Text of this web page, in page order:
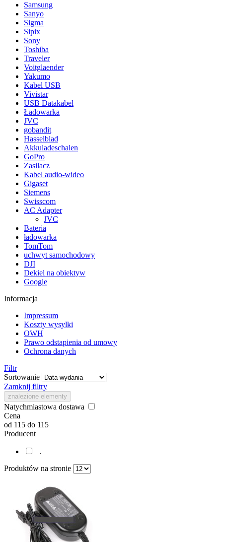
Samsung
Sanyo
Sigma
Sipix
Sony
Toshiba
Traveler
Voitglaender
Yakumo
Kabel USB
Vivistar
USB Datakabel
Ładowarka
JVC
gobandit
Hasselblad
Akkuladeschalen
GoPro
Zasilacz
Kabel audio-wideo
Gigaset
Siemens
Swisscom
AC Adapter
JVC
Bateria
ładowarka
TomTom
uchwyt samochodowy
DJI
Dekiel na obiektyw
Google
Informacja
Impressum
Koszty wysylki
OWH
Prawo odstapienia od umowy
Ochrona danych
Filtr
Sortowanie
Zamknij filtry
znalezione elementy
Natychmiastowa dostawa
Cena
od 115 do 115
Producent
.
Produktów na stronie